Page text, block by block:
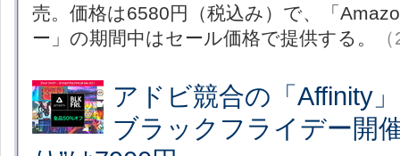
売。価格は6580円（税込み）で、「
ー」の期間中はセール価格で提供する。
アドビ競合の「
ブラックフライデー開